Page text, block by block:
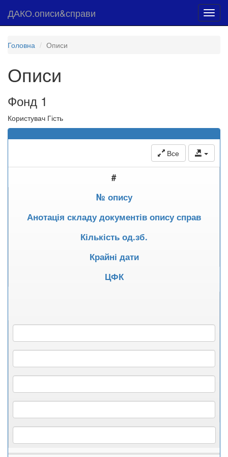
ДАКО.описи&справи
Головна Описи
Описи
Фонд 1
Користувач Гість
Все
#
№ опису
Анотація складу документів опису справ
Кількість од.зб.
Крайні дати
ЦФК